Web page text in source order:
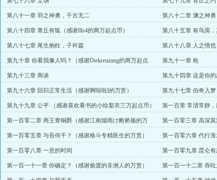
第八十一章 羽之神勇，千古无二 第八十二章 渊之神
第八十四章 青丘有狐（感谢llls4的两万起点币）
第八十五章 有鸟焉
年万赏）
第八十七章 尾生抱柱，子衿篇 第八十八章 人之情
第九十章 你看我像人吗？（感谢Diekreuzung的两万起点
币）
第九十一章 枪
第九十三章 商谈 第九十四章 这是你
第九十六章 回归正常生活（感谢啊啦啦I的万赏） 第九十七章 伯奇入
第九十九章 公平 （感谢喜欢看书的小绘梨衣三万起点币） 第一百章 常清常静
第一百零二章 商王青铜爵（感谢江南烟雨け断桥殇的万
赏）
第一百零三章 高深
第一百零五章 与吾何干？（感谢格斗专精医生的万赏） 第一百零六章 代行
第一百零八章 一息的时间 第一百零九章 昆仑
第一百一十一章 你确定？（感谢偷渡的非洲人的万赏）
（4K章求订阅）
第一百一十二章 吞
世界有出入）